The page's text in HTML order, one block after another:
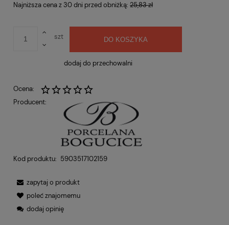
Najniższa cena z 30 dni przed obniżką: 25,83 zł
szt DO KOSZYKA
dodaj do przechowalni
Ocena:
Producent:
Kod produktu: 5903517102159
zapytaj o produkt
poleć znajomemu
dodaj opinię